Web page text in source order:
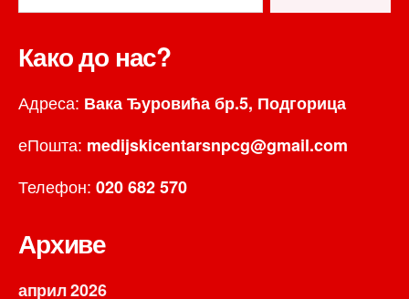
Како до нас?
Адреса: Вака Ђуровића бр.5, Подгорица
еПошта: medijskicentarsnpcg@gmail.com
Телефон: 020 682 570
Архиве
април 2026